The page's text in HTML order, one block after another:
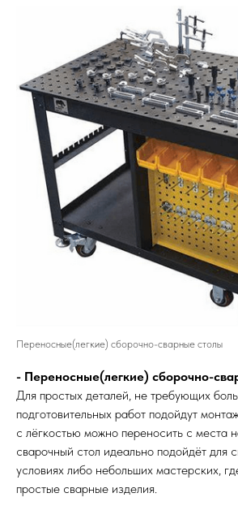
Переносные(легкие) сборочно-сварные столы
- Переносные(легкие) сборочно-
Для простых деталей, не требующих
подготовительных работ подойдут
с лёгкостью можно переносить с места
сварочный стол идеально подойдёт для
условиях либо небольших мастерских,
простые сварные изделия.